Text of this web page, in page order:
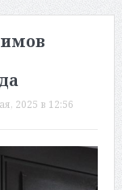
2025 в 12:56